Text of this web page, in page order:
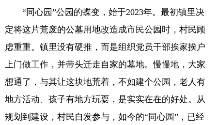
“同心园”公园的蝶变，始于2023年。最初镇里决
定将这片荒废的公墓用地改造成市民公园时，村民顾
虑重重。镇里没有硬推，而是组织党员干部挨家挨户
上门做工作，并带头迁走自家的墓地。慢慢地，大家
想通了，与其让这块地荒着，不如建个公园，老人有
地方活动、孩子有地方玩耍，是实实在在的好处。从
规划到建设，村民自发参与，如今的“同心园”，已经